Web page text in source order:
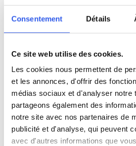
Consentement Détails
Ce site web utilise des cookies.
Les cookies nous permettent de
et les annonces, d'offrir des
médias sociaux et d'analyser notre
partageons également des
notre site avec nos partenaires de
publicité et d'analyse, qui peuvent
avec d'autres informations que
Santé et
sociale
Tous les niveaux en
Suresnes